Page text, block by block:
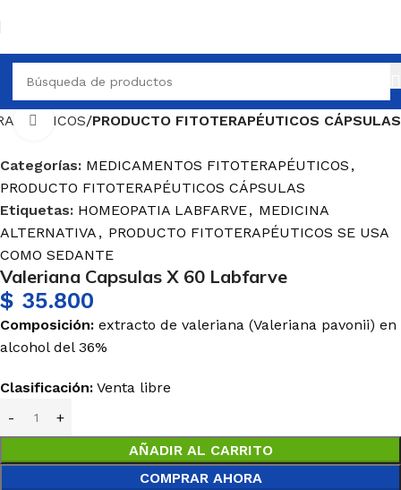
PRODUCTO FITOTERAPÉUTICOS CÁPSULAS
Haga Click para agrandar
Categorías: MEDICAMENTOS FITOTERAPÉUTICOS ,
PRODUCTO FITOTERAPÉUTICOS CÁPSULAS
Etiquetas: HOMEOPATIA LABFARVE, MEDICINA
ALTERNATIVA , PRODUCTO FITOTERAPÉUTICOS SE USA
COMO SEDANTE
Valeriana Capsulas X 60 Labfarve
$ 35.800
Composición: extracto de valeriana (Valeriana pavonii) en
alcohol del 36%
Clasificación: Venta libre
AÑADIR AL CARRITO
COMPRAR AHORA